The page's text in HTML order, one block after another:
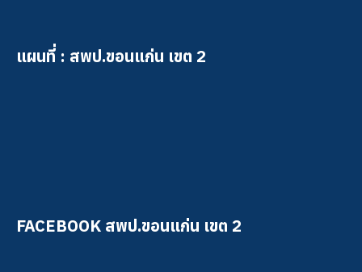
แผนที่ : สพป.ขอนแก่น เขต 2
FACEBOOK สพป.ขอนแก่น เขต 2